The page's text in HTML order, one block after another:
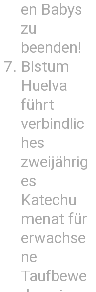
en Babys
zu
beenden!
Bistum
Huelva
führt
verbindlic
hes
zweijährig
es
Katechu
menat für
erwachse
ne
Taufbewe